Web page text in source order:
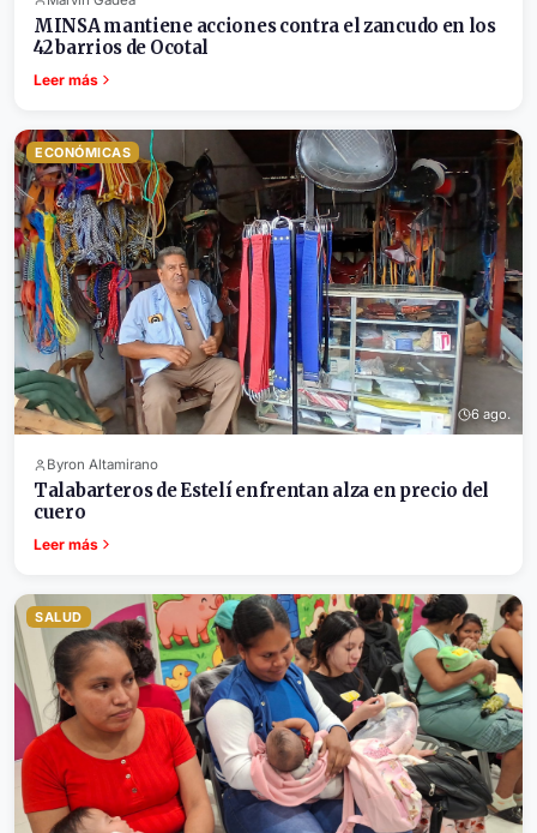
MINSA mantiene acciones contra el zancudo en los
42 barrios de Ocotal
Leer más
ECONÓMICAS
6 ago.
Byron Altamirano
Talabarteros de Estelí enfrentan alza en precio del
cuero
Leer más
SALUD